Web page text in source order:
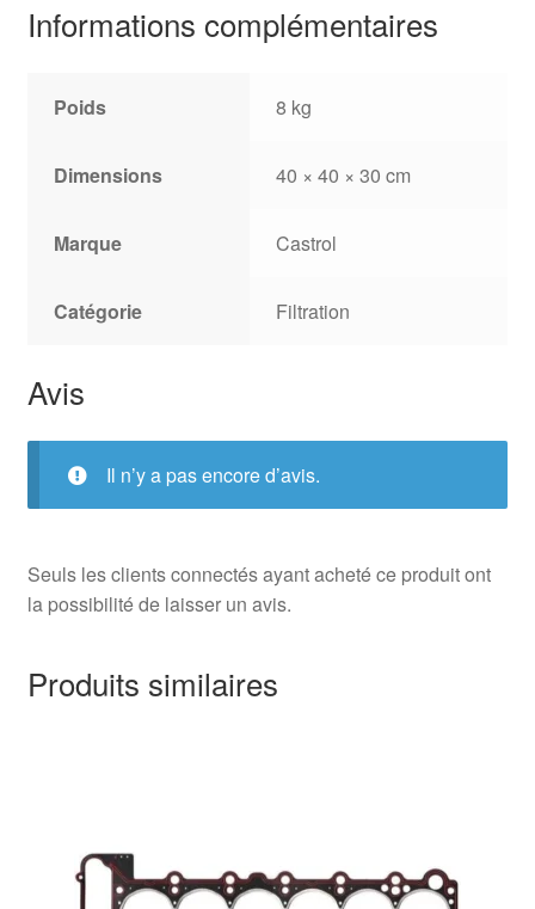
Informations complémentaires
Poids 8 kg
Dimensions 40 × 40 × 30 cm
Marque Castrol
Catégorie Filtration
Avis
Il n’y a pas encore d’avis.
Seuls les clients connectés ayant acheté ce produit ont
la possibilité de laisser un avis.
Produits similaires